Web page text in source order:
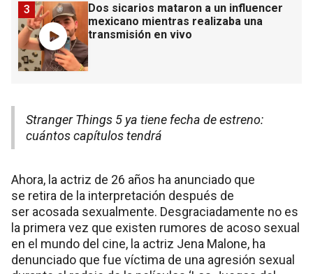
Dos sicarios mataron a un influencer
mexicano mientras realizaba una
transmisión en vivo
3
Stranger Things 5 ya tiene fecha de estreno:
cuántos capítulos tendrá
Ahora, la actriz de 26 años ha anunciado que
se retira de la interpretación después de
ser acosada sexualmente. Desgraciadamente no es
la primera vez que existen rumores de acoso sexual
en el mundo del cine, la actriz Jena Malone, ha
denunciado que fue víctima de una agresión sexual